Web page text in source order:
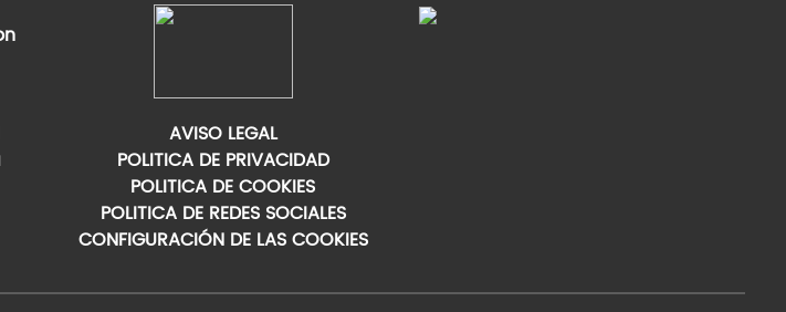
AVISO LEGAL
POLITICA DE PRIVACIDAD
POLITICA DE COOKIES
POLITICA DE REDES SOCIALES
CONFIGURACIÓN DE LAS COOKIES